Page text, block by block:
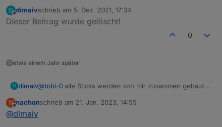
D
Offline
dimaivschrieb am 5. Dez. 2021, 17:34
zuletzt editiert von
Dieser Beitrag wurde gelöscht!
0
etwa einem Jahr später
D dimaiv@tobi-0 alle Sticks werden von mir zusammen gebaut
Nur ein Taster muss gedrückt werden...
N
Offline
nachonschrieb am 21. Jan. 2023, 14:55
zuletzt editiert von
@dimaiv